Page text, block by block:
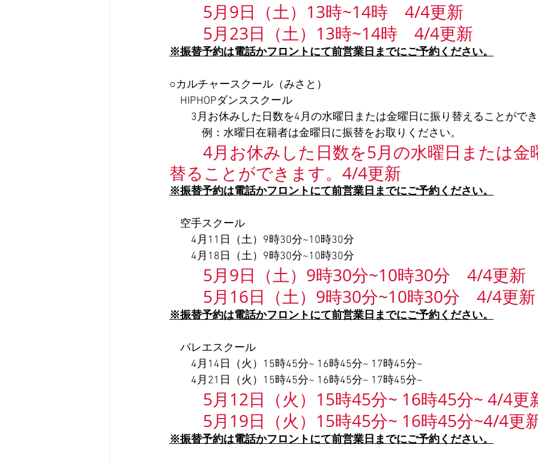
5月9日（土）13時~14時　4/4更新
5月23日（土）13時~14時　4/4更新
※振替予約は電話かフロントにて前営業日までにご予約ください。
○カルチャースクール（みさと）
HIPHOPダンススクール
3月お休みした日数を4月の水曜日または金曜日に振り替えることがで
例：水曜日在籍者は金曜日に振替をお取りください。
4月お休みした日数を5月の水曜日または金
替ることができます。4/4更新
※振替予約は電話かフロントにて前営業日までにご予約ください。
空手スクール
4月11日（土）9時30分~10時30分
4月18日（土）9時30分~10時30分
5月9日（土）9時30分~10時30分　4/4更新
5月16日（土）9時30分~10時30分　4/4更新
※振替予約は電話かフロントにて前営業日までにご予約ください。
バレエスクール
4月14日（火）15時45分~ 16時45分~ 17時45分~
4月21日（火）15時45分~ 16時45分~ 17時45分~
5月12日（火）15時45分~ 16時45分~ 4/4更
5月19日（火）15時45分~ 16時45分~4/4更
※振替予約は電話かフロントにて前営業日までにご予約ください。